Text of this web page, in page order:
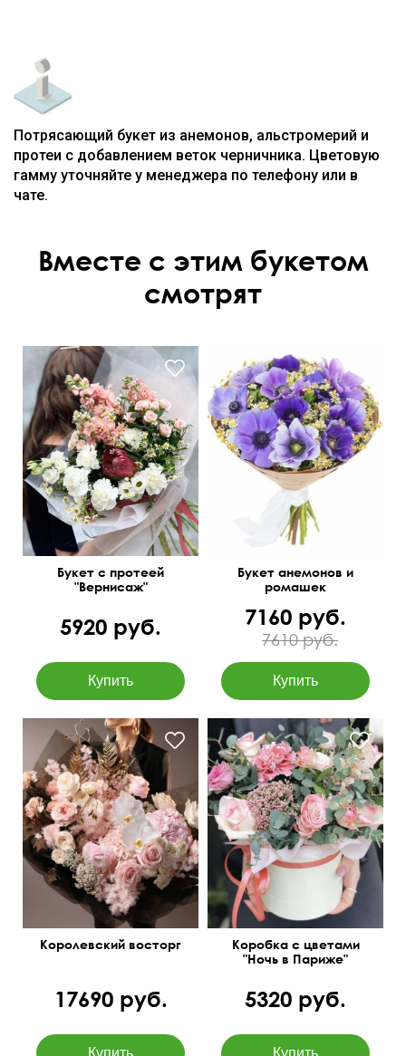
Потрясающий букет из анемонов, альстромерий и
протеи с добавлением веток черничника. Цветовую
гамму уточняйте у менеджера по телефону или в
чате.
Вместе с этим букетом
смотрят
Букет с протеей
"Вернисаж"
5920 руб.
Букет анемонов и
ромашек
7160 руб.
7610 руб.
Королевский восторг
17690 руб.
Коробка с цветами
"Ночь в Париже"
5320 руб.